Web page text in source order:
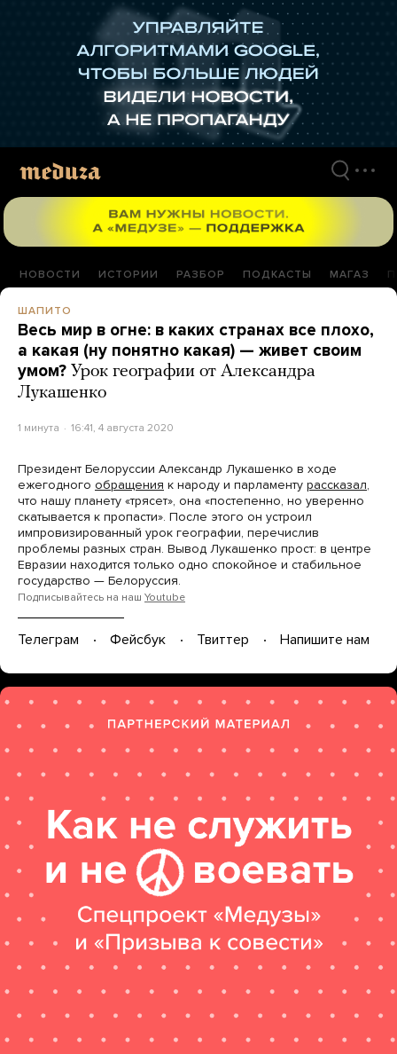
НОВОСТИ ИСТОРИИ РАЗБОР ПОДКАСТЫ МАГАЗ
ШАПИТО
Весь мир в огне: в каких странах все плохо,
а какая (ну понятно какая) — живет своим
умом? Урок географии от Александра
Лукашенко
1 минута 16:41, 4 августа 2020
Президент Белоруссии Александр Лукашенко в ходе
ежегодного обращения к народу и парламенту рассказал,
что нашу планету «трясет», она «постепенно, но уверенно
скатывается к пропасти». После этого он устроил
импровизированный урок географии, перечислив
проблемы разных стран. Вывод Лукашенко прост: в центре
Евразии находится только одно спокойное и стабильное
государство — Белоруссия.
Подписывайтесь на наш Youtube
Телеграм Фейсбук Твиттер Напишите нам